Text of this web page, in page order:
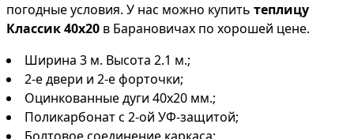
погодные условия. У нас можно купить теплицу
Классик 40х20 в Барановичах по хорошей цене.
Ширина 3 м. Высота 2.1 м.;
2-е двери и 2-е форточки;
Оцинкованные дуги 40х20 мм.;
Поликарбонат с 2-ой УФ-защитой;